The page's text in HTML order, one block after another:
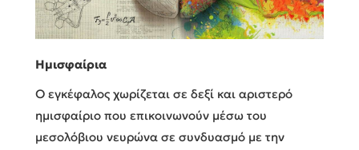
Ημισφαίρια
Ο εγκέφαλος χωρίζεται σε δεξί και αριστερό
ημισφαίριο που επικοινωνούν μέσω του
μεσολόβιου νευρώνα σε συνδυασμό με την